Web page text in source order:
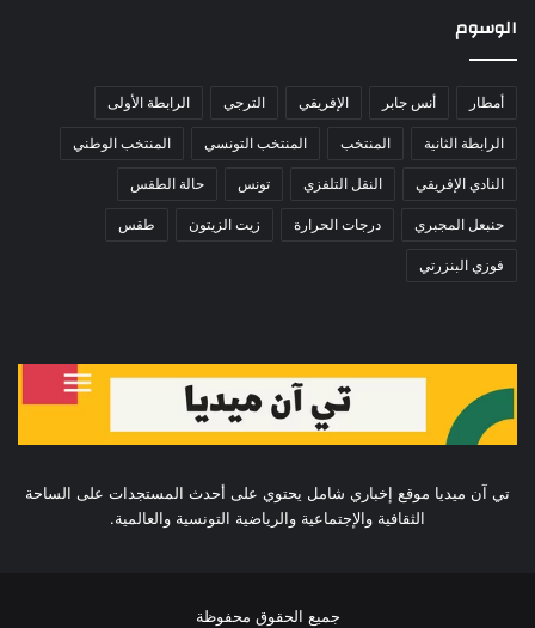
الوسوم
أمطار أنس جابر الإفريقي الترجي الرابطة الأولى
الرابطة الثانية المنتخب المنتخب التونسي المنتخب الوطني
النادي الإفريقي النقل التلفزي تونس حالة الطقس
حنبعل المجبري درجات الحرارة زيت الزيتون طقس
فوزي البنزرتي
تي آن ميديا موقع إخباري شامل يحتوي على أحدث المستجدات على الساحة
الثقافية والإجتماعية والرياضية التونسية والعالمية.
جميع الحقوق محفوظة